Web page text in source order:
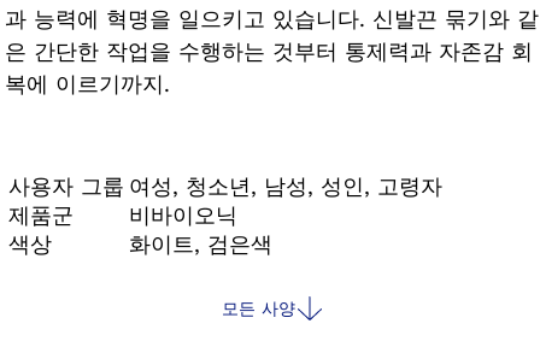
과 능력에 혁명을 일으키고 있습니다. 신발끈 묶기와 같
은 간단한 작업을 수행하는 것부터 통제력과 자존감 회
복에 이르기까지.
사용자 그룹 여성, 청소년, 남성, 성인, 고령자
제품군
비바이오닉
색상
화이트, 검은색
모든 사양